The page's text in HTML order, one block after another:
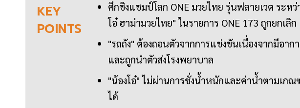
KEY
POINTS
ศึกชิงแชมป์โลก ONE มวยไทย รุ่นฟลายเวต ระห
โอ๋ ฮาม่ามวยไทย" ในรายการ ONE 173 ถูกยกเลิก
"รถถัง" ต้องถอนตัวจากการแข่งขันเนื่องจากมีอา
และถูกนำตัวส่งโรงพยาบาล
"น้องโอ๋" ไม่ผ่านการชั่งน้ำหนักและค่าน้ำตามเก
ได้